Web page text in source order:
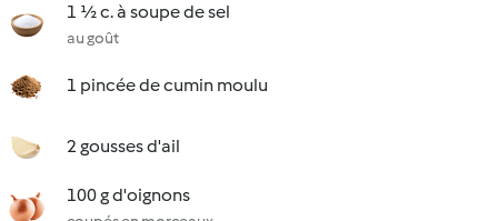
1 ½ c. à soupe de sel
au goût
1 pincée de cumin moulu
2 gousses d'ail
100 g d'oignons